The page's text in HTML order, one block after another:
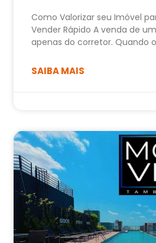
Como Valorizar seu Imóvel
Vender Rápido A venda de
apenas do corretor. Quando
SAIBA MAIS